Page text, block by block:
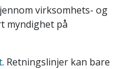
virksomhets- og
myndighet på
. Retningslinjer kan bare